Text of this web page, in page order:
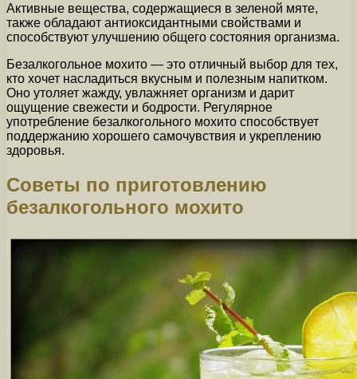
Активные вещества, содержащиеся в зеленой мяте,
также обладают антиоксидантными свойствами и
способствуют улучшению общего состояния организма.
Безалкогольное мохито — это отличный выбор для тех,
кто хочет насладиться вкусным и полезным напитком.
Оно утоляет жажду, увлажняет организм и дарит
ощущение свежести и бодрости. Регулярное
употребление безалкогольного мохито способствует
поддержанию хорошего самочувствия и укреплению
здоровья.
Советы по приготовлению
безалкогольного мохито